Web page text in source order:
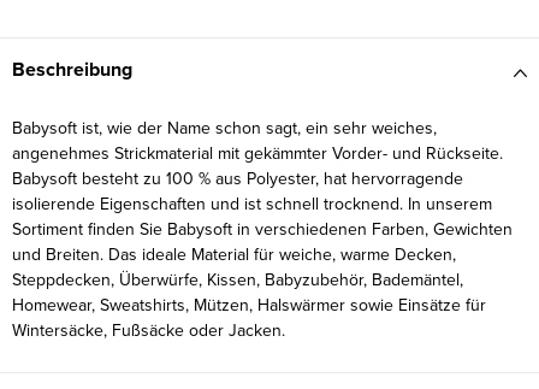
Beschreibung
Babysoft ist, wie der Name schon sagt, ein sehr weiches,
angenehmes Strickmaterial mit gekämmter Vorder- und Rückseite.
Babysoft besteht zu 100 % aus Polyester, hat hervorragende
isolierende Eigenschaften und ist schnell trocknend. In unserem
Sortiment finden Sie Babysoft in verschiedenen Farben, Gewichten
und Breiten. Das ideale Material für weiche, warme Decken,
Steppdecken, Überwürfe, Kissen, Babyzubehör, Bademäntel,
Homewear, Sweatshirts, Mützen, Halswärmer sowie Einsätze für
Wintersäcke, Fußsäcke oder Jacken.